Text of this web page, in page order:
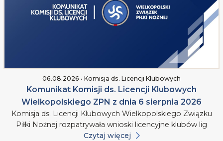
06.08.2026 • Komisja ds. Licencji Klubowych
Komunikat Komisji ds. Licencji Klubowych
Wielkopolskiego ZPN z dnia 6 sierpnia 2026
Komisja ds. Licencji Klubowych Wielkopolskiego Związku
Piłki Nożnej rozpatrywała wnioski licencyjne klubów lig
Czytaj więcej